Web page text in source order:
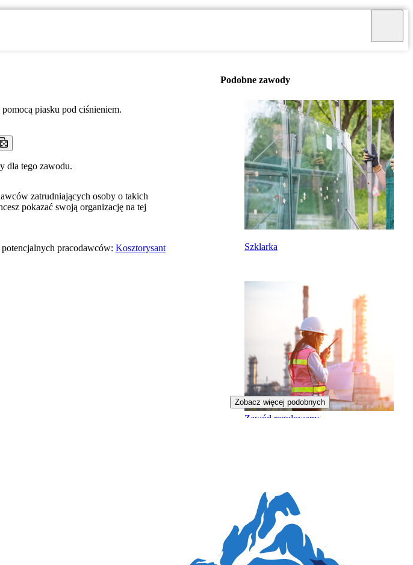
piasku pod ciśnieniem.
dla tego zawodu.
zatrudniających osoby o takich
pokazać swoją organizację na tej
pracodawców: Kosztorysant
Podobne zawody
Szklarka
Zawód regulowany
Zobacz więcej podobnych